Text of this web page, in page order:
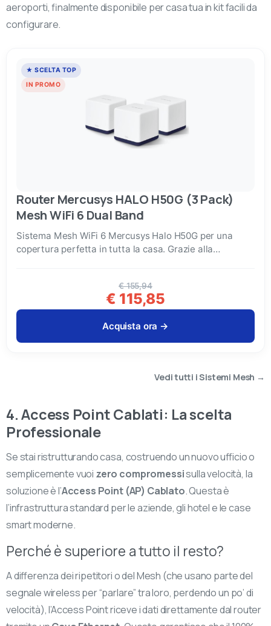
aeroporti, finalmente disponibile per casa tua in kit facili da
configurare.
★ SCELTA TOP
IN PROMO
Router Mercusys HALO H50G (3 Pack)
Mesh WiFi 6 Dual Band
Sistema Mesh WiFi 6 Mercusys Halo H50G per una
copertura perfetta in tutta la casa. Grazie alla
€ 155,94
€ 115,85
Acquista ora →
Vedi tutti i Sistemi Mesh →
4. Access Point Cablati: La scelta
Professionale
Se stai ristrutturando casa, costruendo un nuovo ufficio o
semplicemente vuoi zero compromessisulla velocità, la
soluzione è l’Access Point (AP) Cablato. Questa è
l’infrastruttura standard per le aziende, gli hotel e le case
smart moderne.
Perché è superiore a tutto il resto?
A differenza dei ripetitori o del Mesh (che usano parte del
segnale wireless per “parlare” tra loro, perdendo un po’ di
velocità), l’Access Point riceve i dati direttamente dal router